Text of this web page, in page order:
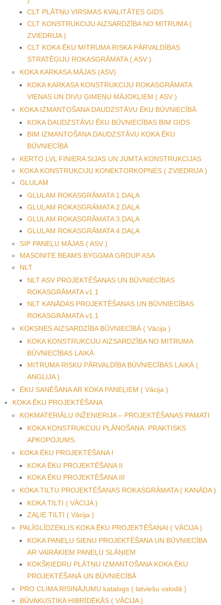
CLT PLĀTŅU VIRSMAS KVALITĀTES GIDS
CLT KONSTRUKCIJU AIZSARDZĪBA NO MITRUMA (
ZVIEDRIJA )
CLT KOKA ĒKU MITRUMA RISKA PĀRVALDĪBAS
STRATĒĢIJU ROKASGRĀMATA ( ASV )
KOKA KARKASA MĀJAS (ASV)
KOKA KARKASA KONSTRUKCIJU ROKASGRĀMATA
VIENAS UN DIVU ĢIMEŅU MĀJOKĻIEM ( ASV )
KOKA IZMANTOŠANA DAUDZSTĀVU ĒKU BŪVNIECĪBĀ
KOKA DAUDZSTĀVU ĒKU BŪVNIECĪBAS BIM GIDS
BIM IZMANTOŠANA DAUDZSTĀVU KOKA ĒKU
BŪVNIECĪBĀ
KERTO LVL FINIERA SIJAS UN JUMTA KONSTRUKCIJAS
KOKA KONSTRUKCIJU KONEKTORKOPNES ( ZVIEDRIJA )
GLULAM
GLULAM ROKASGRĀMATA 1.DAĻA
GLULAM ROKASGRĀMATA 2.DAĻA
GLULAM ROKASGRĀMATA 3.DAĻA
GLULAM ROKASGRĀMATA 4.DAĻA
SIP PANEĻU MĀJAS ( ASV )
MASONITE BEAMS BYGGMA GROUP ASA
NLT
NLT ASV PROJEKTĒŠANAS UN BŪVNIECĪBAS
ROKASGRĀMATA v1.1
NLT KANĀDAS PROJEKTĒŠANAS UN BŪVNIECĪBAS
ROKASGRĀMATA v1.1
KOKSNES AIZSARDZĪBA BŪVNIECĪBĀ ( Vācija )
KOKA KONSTRUKCIJU AIZSARDZĪBA NO MITRUMA
BŪVNIECĪBAS LAIKĀ
MITRUMA RISKU PĀRVALDĪBA BŪVNIECĪBAS LAIKĀ (
ANGLIJA )
ĒKU SANĒŠANA AR KOKA PANEĻIEM ( Vācija )
KOKA ĒKU PROJEKTĒŠANA
KOKMATERIĀLU INŽENIERIJA – PROJEKTĒŠANAS PAMATI
KOKA KONSTRUKCIJU PLĀNOŠANA. PRAKTISKS
APKOPOJUMS.
KOKA ĒKU PROJEKTĒŠANA I
KOKA ĒKU PROJEKTĒŠANA II
KOKA ĒKU PROJEKTĒŠANA III
KOKA TILTU PROJEKTĒŠANAS ROKASGRĀMATA ( KANĀDA )
KOKA TILTI ( VĀCIJA )
ZAĻIE TILTI ( Vācija )
PALĪGLĪDZEKLIS KOKA ĒKU PROJEKTĒŠANAI ( VĀCIJA )
KOKA PANEĻU SIENU PROJEKTĒŠANA UN BŪVNIECĪBA
AR VAIRĀKIEM PANEĻU SLĀŅIEM
KOKŠĶIEDRU PLĀTŅU IZMANTOŠANA KOKA ĒKU
PROJEKTĒŠANĀ UN BŪVNIECĪBĀ
PRO CLIMA RISINĀJUMU katalogs ( latviešu valodā )
BŪVAKUSTIKA HIBRĪDĒKĀS ( VĀCIJA )